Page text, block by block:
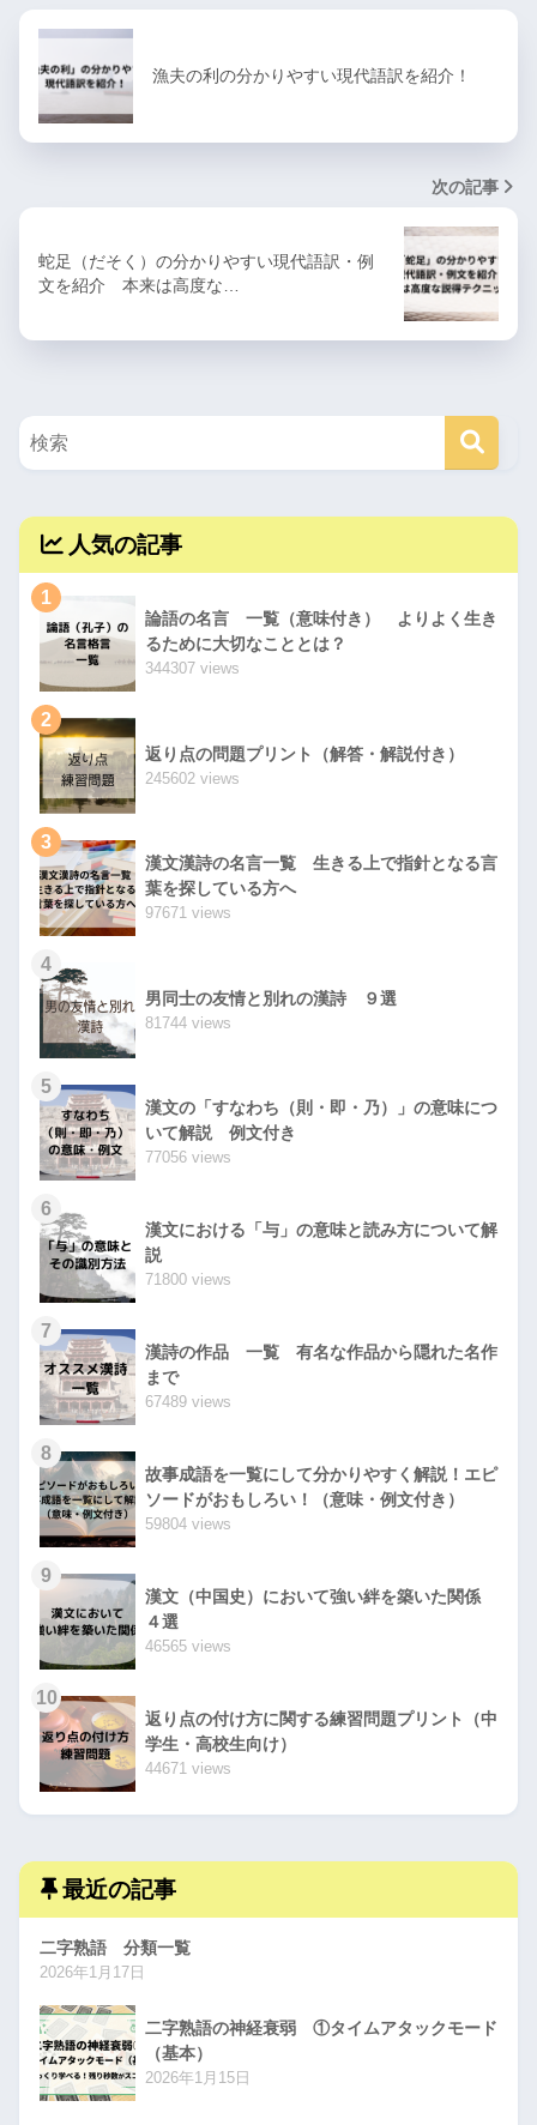
漁夫の利の分かりやすい現代語訳を紹介！
次の記事
蛇足（だそく）の分かりやすい現代語訳・例
文を紹介 本来は高度な…
人気の記事
1
論語の名言 一覧（意味付き） よりよく生き
るために大切なこととは？
344307 views
2
返り点の問題プリント（解答・解説付き）
245602 views
3
漢文漢詩の名言一覧 生きる上で指針となる言
葉を探している方へ
97671 views
4
男同士の友情と別れの漢詩 ９選
81744 views
5
漢文の「すなわち（則・即・乃）」の意味につ
いて解説 例文付き
77056 views
6
漢文における「与」の意味と読み方について解
説
71800 views
7
漢詩の作品 一覧 有名な作品から隠れた名作
まで
67489 views
8
故事成語を一覧にして分かりやすく解説！エピ
ソードがおもしろい！（意味・例文付き）
59804 views
9
漢文（中国史）において強い絆を築いた関係
４選
46565 views
10
返り点の付け方に関する練習問題プリント（中
学生・高校生向け）
44671 views
最近の記事
二字熟語 分類一覧
2026年1月17日
二字熟語の神経衰弱 ①タイムアタックモード
（基本）
2026年1月15日